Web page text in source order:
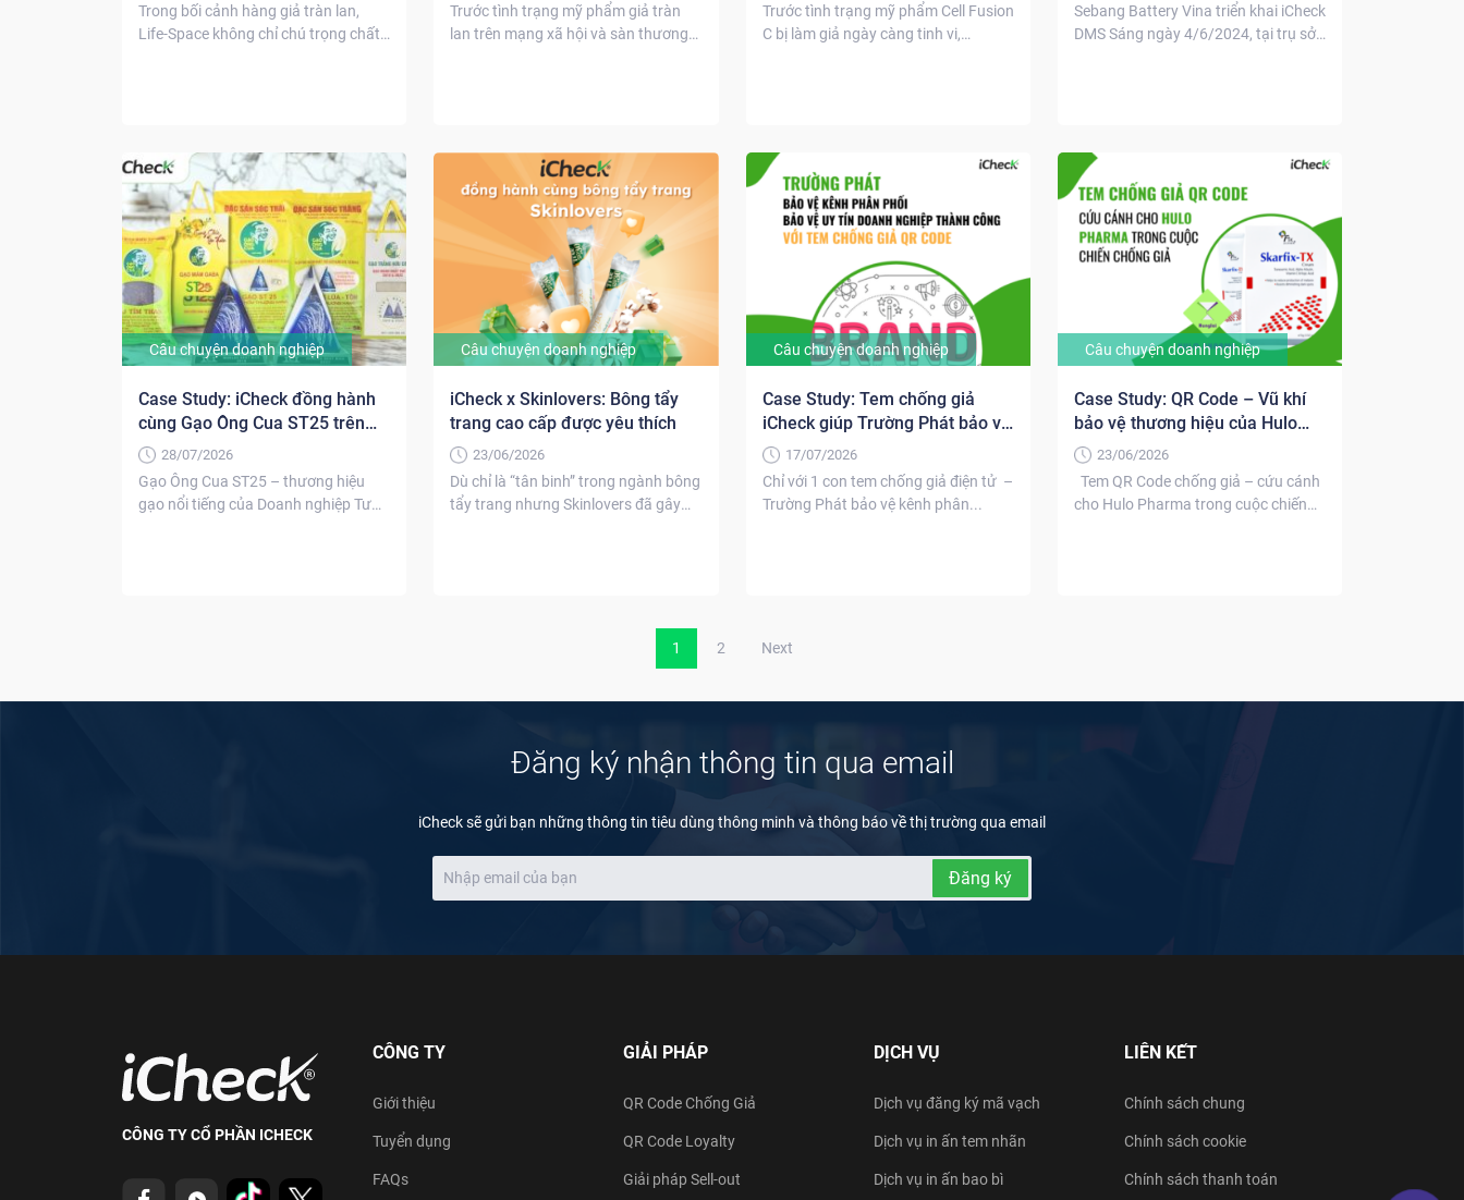
Trong bối cảnh hàng giả tràn lan,
Life-Space không chỉ chú trọng chất
Trước tình trạng mỹ phẩm giả tràn
lan trên mạng xã hội và sàn thương
Trước tình trạng mỹ phẩm Cell Fusion
C bị làm giả ngày càng tinh vi,
Sebang Battery Vina triển khai iCheck
DMS Sáng ngày 4/6/2024, tại trụ sở
Câu chuyện doanh nghiệp
Case Study: iCheck đồng hành
cùng Gạo Ông Cua ST25 trên
chặng đường chống hàng giả
28/07/2026
Gạo Ông Cua ST25 – thương hiệu
gạo nổi tiếng của Doanh nghiệp Tư
Câu chuyện doanh nghiệp
iCheck x Skinlovers: Bông tẩy
trang cao cấp được yêu thích
23/06/2026
Dù chỉ là “tân binh” trong ngành bông
tẩy trang nhưng Skinlovers đã gây
Câu chuyện doanh nghiệp
Case Study: Tem chống giả
iCheck giúp Trường Phát bảo vệ
bảo vệ uy tín thương hiệu
17/07/2026
Chỉ với 1 con tem chống giả điện tử –
Trường Phát bảo vệ kênh phân...
Câu chuyện doanh nghiệp
Case Study: QR Code – Vũ khí
bảo vệ thương hiệu của Hulo
Pharma
23/06/2026
Tem QR Code chống giả – cứu cánh
cho Hulo Pharma trong cuộc chiến
1 2 Next
Đăng ký nhận thông tin qua email
iCheck sẽ gửi bạn những thông tin tiêu dùng thông minh và thông báo về thị trường qua email
Đăng ký
CÔNG TY CỔ PHẦN ICHECK
CÔNG TY
Giới thiệu
Tuyển dụng
FAQs
GIẢI PHÁP
QR Code Chống Giả
QR Code Loyalty
Giải pháp Sell-out
DỊCH VỤ
Dịch vụ đăng ký mã vạch
Dịch vụ in ấn tem nhãn
Dịch vụ in ấn bao bì
LIÊN KẾT
Chính sách chung
Chính sách cookie
Chính sách thanh toán